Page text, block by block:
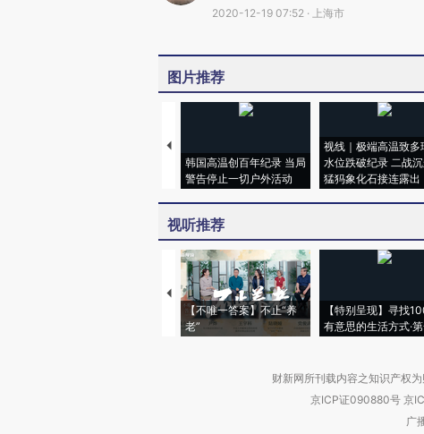
2020-12-19 07:52 · 上海市
图片推荐
韩国高温创百年纪录 当局
警告停止一切户外活动
视线｜极端高温致多
水位跌破纪录 二战
猛犸象化石接连露出
视听推荐
【不唯一答案】不止“养
老”
【特别呈现】寻找
有意思的生活方式·
财新网所刊载内容之知识产权
京ICP证090880号 京
广